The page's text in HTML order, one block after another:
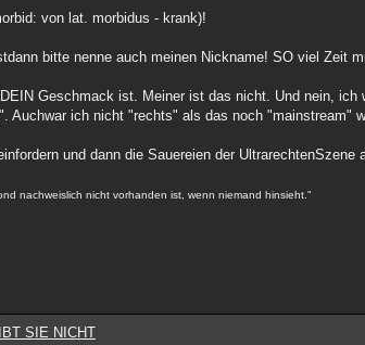
von lat. morbidus - krank)!
bitte nenne auch meinen Nickname! SO viel Zeit
Geschmack ist. Meiner ist das nicht. Und nein,
Auchwar ich nicht "rechts" als das noch "mainstream"
und dann die Sauereien der
nachweislich nicht vorhanden ist, wenn niemand hinsieht."
SIE NICHT